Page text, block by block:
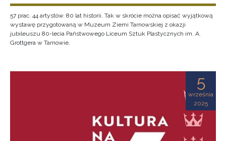
57 prac. 44 artystów. 80 lat historii. Tak w skrócie można opisać wyjątkową
wystawę przygotowaną w Muzeum Ziemi Tarnowskiej z okazji
jubileuszu 80-lecia Państwowego Liceum Sztuk Plastycznych im. A.
Grottgera w Tarnowie.
5
września
2025